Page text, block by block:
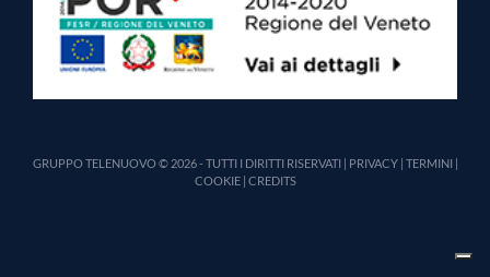
GRUPPO TELENUOVO © 2026 - TUTTI I DIRITTI RISERVATI | PRIVACY| TERMINI|
COOKIE| CREDITS